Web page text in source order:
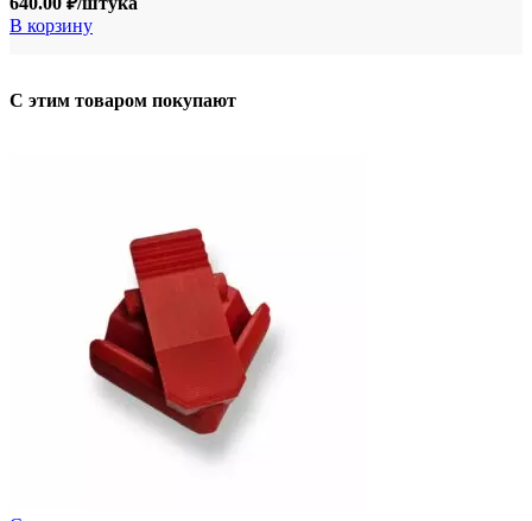
В корзину
С этим товаром покупают